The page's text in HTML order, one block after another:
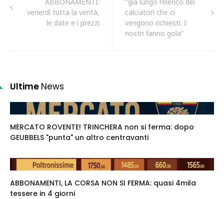
venerdì tutta la verità,
le date e i prezzi
calciatori che ci
vengono richiesti. I
nostri fanno gola"
Ultime News
MERCATO ROVENTE! TRINCHERA non si ferma: dopo
GEUBBELS "punta" un altro centravanti
ABBONAMENTI, LA CORSA NON SI FERMA: quasi 4mila
tessere in 4 giorni